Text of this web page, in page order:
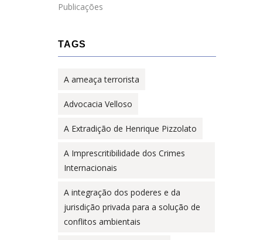
Publicações
TAGS
A ameaça terrorista
Advocacia Velloso
A Extradição de Henrique Pizzolato
A Imprescritibilidade dos Crimes
Internacionais
A integração dos poderes e da
jurisdição privada para a solução de
conflitos ambientais